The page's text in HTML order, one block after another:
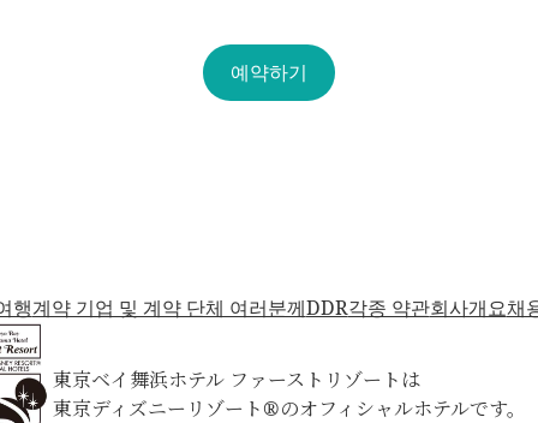
예약하기
행계약 기업 및 계약 단체 여러분께DDR각종 약관회사개요채
東京ベイ舞浜ホテル ファーストリゾートは
東京ディズニーリゾート®のオフィシャルホテルです。